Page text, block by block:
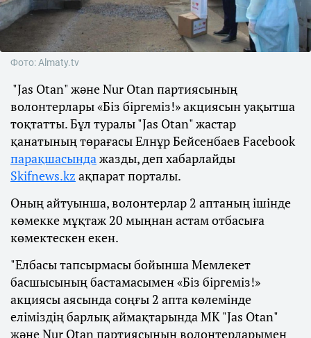
Фото: Almaty.tv
"Jas Otan" және Nur Otan партиясының
волонтерлары «Біз біргеміз!» акциясын уақытша
тоқтатты. Бұл туралы "Jas Otan" жастар
қанатының төрағасы Елнұр Бейсенбаев Facebook
парақшасындажазды, деп хабарлайды
Skifnews.kz ақпарат порталы.
Оның айтуынша, волонтерлар 2 аптаның ішінде
көмекке мұқтаж 20 мыңнан астам отбасыға
көмектескен екен.
"Елбасы тапсырмасы бойынша Мемлекет
басшысының бастамасымен «Біз біргеміз!»
акциясы аясында соңғы 2 апта көлемінде
еліміздің барлық аймақтарында МК "Jas Otan"
және Nur Otan партиясының волонтерларымен